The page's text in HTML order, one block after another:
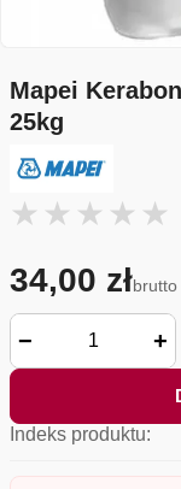
Mapei
25kg
34,00 złbrutto
− +
Indeks produktu: